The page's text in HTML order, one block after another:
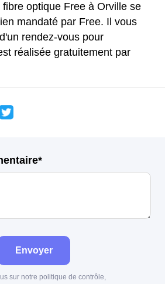
optique Free à Orville se
mandaté par Free. Il vous
rendez-vous pour
réalisée gratuitement par
Envoyer
sur notre politique de contrôle,